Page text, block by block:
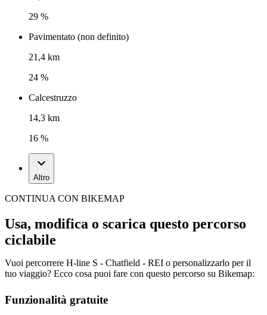
29 %
Pavimentato (non definito)
21,4 km
24 %
Calcestruzzo
14,3 km
16 %
Altro
CONTINUA CON BIKEMAP
Usa, modifica o scarica questo percorso
ciclabile
Vuoi percorrere H-line S - Chatfield - REI o personalizzarlo per il
tuo viaggio? Ecco cosa puoi fare con questo percorso su Bikemap:
Funzionalità gratuite